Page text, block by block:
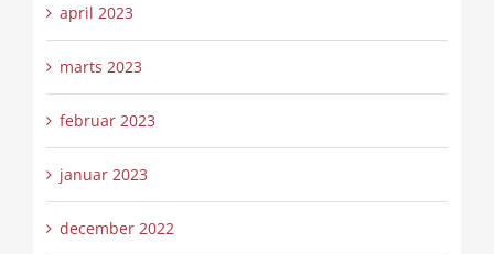
april 2023
marts 2023
februar 2023
januar 2023
december 2022